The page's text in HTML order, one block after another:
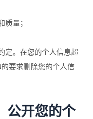
质量；
定。在您的个人信息超
要求删除您的个人信
公开您的个